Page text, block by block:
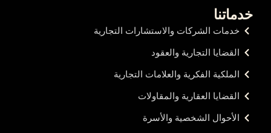
خدماتنا
خدمات الشركات والاستشارات التجارية
القضايا التجارية والعقود
الملكية الفكرية والعلامات التجارية
القضايا العقارية والمقاولات
الأحوال الشخصية والأسرة